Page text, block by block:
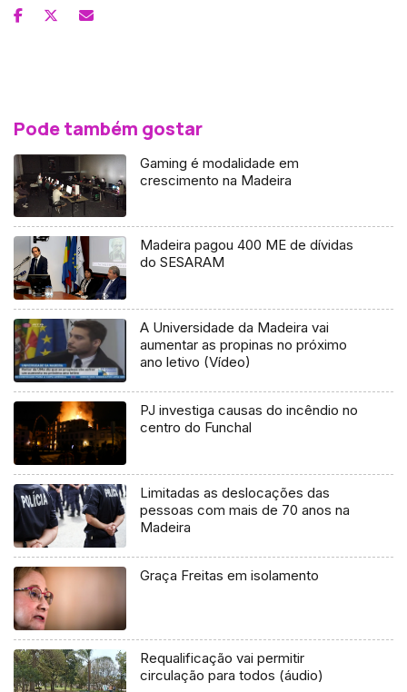
Pode também gostar
Gaming é modalidade em
crescimento na Madeira
Madeira pagou 400 ME de dívidas
do SESARAM
A Universidade da Madeira vai
aumentar as propinas no próximo
ano letivo (Vídeo)
PJ investiga causas do incêndio no
centro do Funchal
Limitadas as deslocações das
pessoas com mais de 70 anos na
Madeira
Graça Freitas em isolamento
Requalificação vai permitir
circulação para todos (áudio)